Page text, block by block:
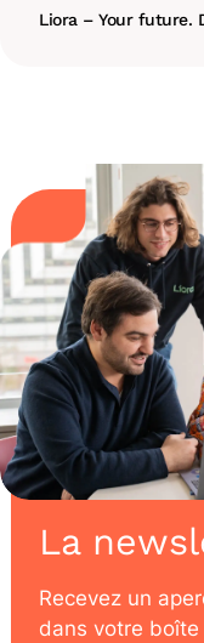
Liora – Your future.
La
Recevez un
dans votre